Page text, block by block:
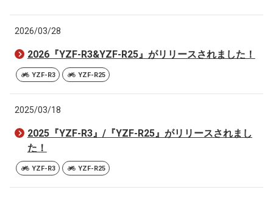
2026/03/28
2026『YZF-R3&YZF-R25』がリリースされました！
YZF-R3 YZF-R25
2025/03/18
2025『YZF-R3』/『YZF-R25』がリリースされまし
た！
YZF-R3 YZF-R25